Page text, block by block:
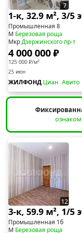
7
1-к, 32.9 м², 3/5
Промышленная 8
М Березовая роща
МкрДзержинского пр-т
4 000 000 ₽
125 000 ₽/м²
25 июн
ЖИЛФОНД Циан Авито
12
3-к, 59.9 м², 1/5
Промышленная 1б
М Березовая роща